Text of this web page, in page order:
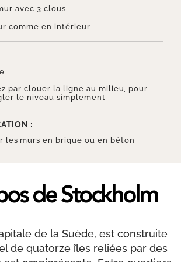
avec 3 clous
comme en intérieur
par clouer la ligne au milieu, pour
le niveau simplement
:
les murs en brique ou en béton
de Stockholm
de la Suède, est construite
de quatorze îles reliées par des